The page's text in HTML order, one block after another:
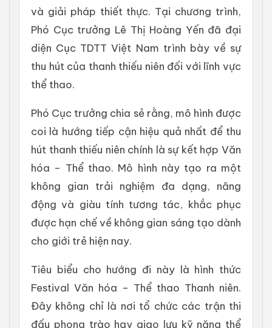
và giải pháp thiết thực. Tại chương trình,
Phó Cục trưởng Lê Thị Hoàng Yến đã đại
diện Cục TDTT Việt Nam trình bày về sự
thu hút của thanh thiếu niên đối với lĩnh vực
thể thao.
Phó Cục trưởng chia sẻ rằng, mô hình được
coi là hướng tiếp cận hiệu quả nhất để thu
hút thanh thiếu niên chính là sự kết hợp Văn
hóa – Thể thao. Mô hình này tạo ra một
không gian trải nghiệm đa dạng, năng
động và giàu tính tương tác, khắc phục
được hạn chế về không gian sáng tạo dành
cho giới trẻ hiện nay.
Tiêu biểu cho hướng đi này là hình thức
Festival Văn hóa – Thể thao Thanh niên.
Đây không chỉ là nơi tổ chức các trận thi
đấu phong trào hay giao lưu kỹ năng thể